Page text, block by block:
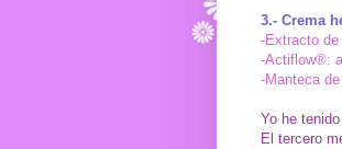
3.- Crema
-Extracto
-Actiflow®:
-Manteca
Yo he
El tercero